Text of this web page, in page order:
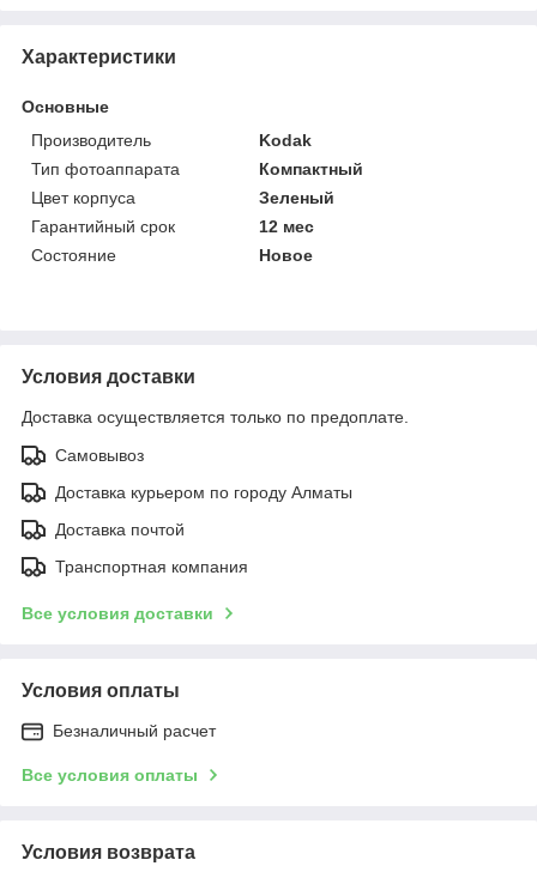
Характеристики
Основные
Производитель
Kodak
Тип фотоаппарата
Компактный
Цвет корпуса
Зеленый
Гарантийный срок
12 мес
Состояние
Новое
Условия доставки
Доставка осуществляется только по предоплате.
Самовывоз
Доставка курьером по городу Алматы
Доставка почтой
Транспортная компания
Все условия доставки
Условия оплаты
Безналичный расчет
Все условия оплаты
Условия возврата